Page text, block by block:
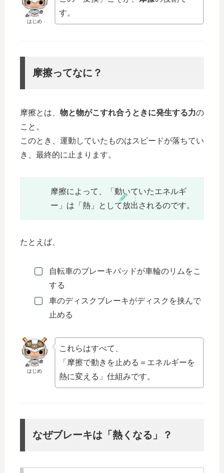
はじめ
す。
摩擦ってなに？
摩擦とは、 物と物がこすれ合うときに発生する力の
こと。
このとき、運動していたものはスピードが落ちてい
き、最終的に止まります。
摩擦によって、「動いていたエネルギ
ー」は「熱」として放出されるのです。
たとえば、
自転車のブレーキパッドが車輪のリムをこ
する
車のディスクブレーキがディスクを挟んで
止める
はじめ
これらはすべて、
「摩擦で動きを止める＝エネルギーを
熱に変える」仕組みです。
なぜブレーキは「熱くなる」？